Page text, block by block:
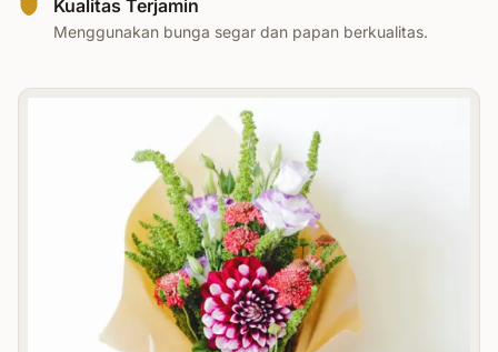
Kualitas Terjamin
Menggunakan bunga segar dan papan berkualitas.